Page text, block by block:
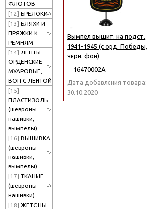
ФЛОТОВ
[12] БРЕЛОКИ
[13] БЛЯХИ И
ПРЯЖКИ К
РЕМНЯМ
[14] ЛЕНТЫ
ОРДЕНСКИЕ
МУАРОВЫЕ,
ВОП С ЛЕНТОЙ
[15]
ПЛАСТИЗОЛЬ
(шевроны,
нашивки,
вымпелы)
[16] ВЫШИВКА
(шевроны,
нашивки,
вымпелы)
[17] ТКАНЫЕ
(шевроны,
нашивки)
[18] ЖЕТОНЫ
Вымпел вышит. на подст.
1941-1945 (с орд. Победы,
черн. фон)
16470002А
Дата добавления товара:
30.10.2020